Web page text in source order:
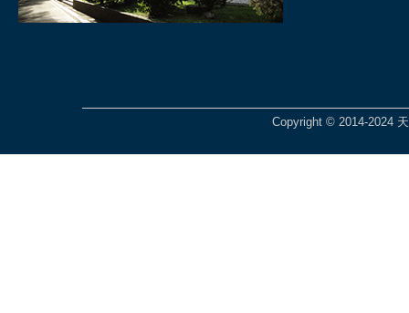
Copyright © 2014-2024